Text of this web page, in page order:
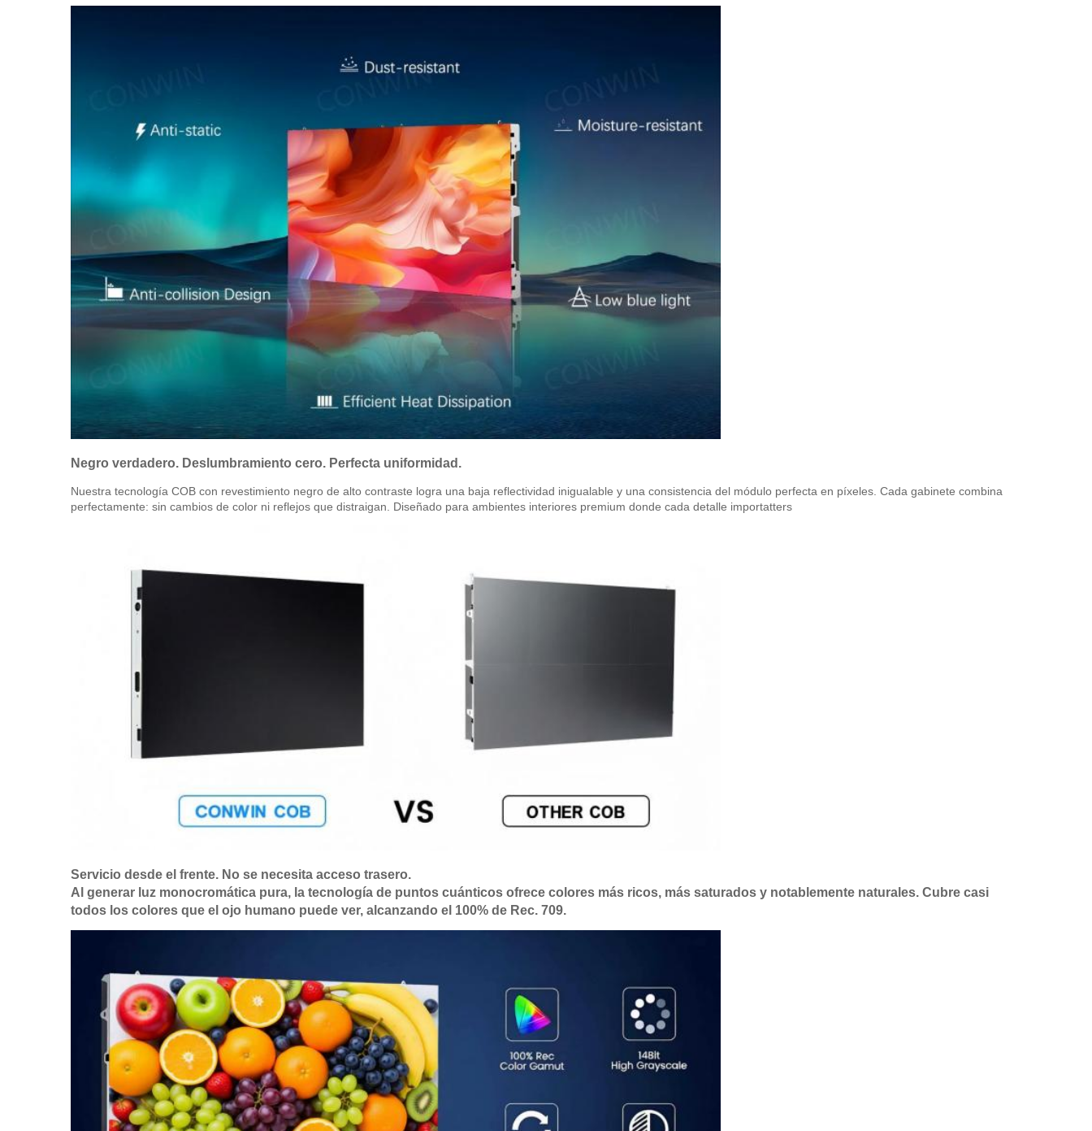
Negro verdadero. Deslumbramiento cero. Perfecta uniformidad.
Nuestra tecnología COB con revestimiento negro de alto contraste logra una baja reflectividad inigualable y una consistencia del módulo perfecta en píxeles. Cada gabinete combina
perfectamente: sin cambios de color ni reflejos que distraigan. Diseñado para ambientes interiores premium donde cada detalle importatters
Servicio desde el frente. No se necesita acceso trasero.
Al generar luz monocromática pura, la tecnología de puntos cuánticos ofrece colores más ricos, más saturados y notablemente naturales. Cubre casi
todos los colores que el ojo humano puede ver, alcanzando el 100% de Rec. 709.